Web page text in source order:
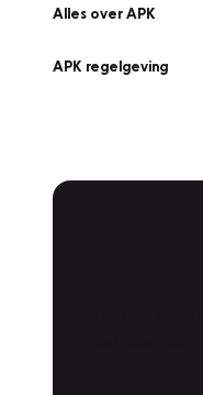
Alles over APK
APK regelgeving